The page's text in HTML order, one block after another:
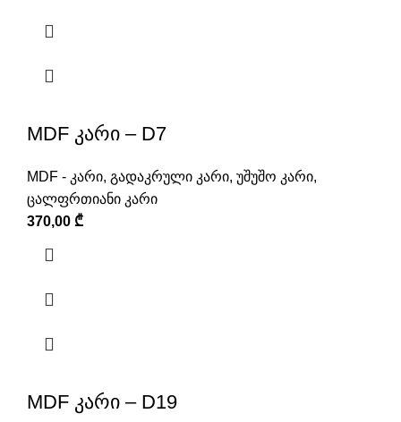
MDF კარი – D7
MDF - კარი, გადაკრული კარი, უშუშო კარი,
ცალფრთიანი კარი
370,00 ₾
MDF კარი – D19